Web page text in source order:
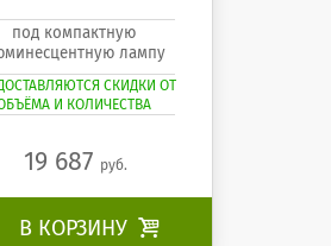
под компактную
лампу
СКИДКИ ОТ
И КОЛИЧЕСТВА
19 687 руб.
В КОРЗИНУ 